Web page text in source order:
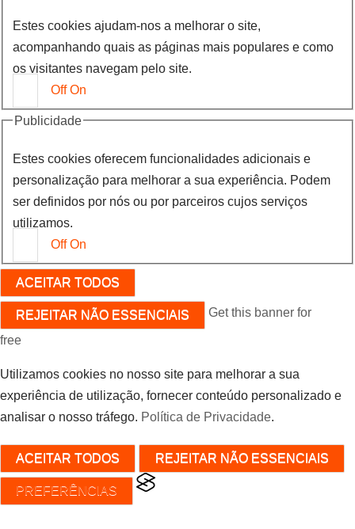
Estes cookies ajudam-nos a melhorar o site,
acompanhando quais as páginas mais populares e como
os visitantes navegam pelo site.
Off On
Publicidade
Estes cookies oferecem funcionalidades adicionais e
personalização para melhorar a sua experiência. Podem
ser definidos por nós ou por parceiros cujos serviços
utilizamos.
Off On
ACEITAR TODOS
REJEITAR NÃO ESSENCIAIS Get this banner for
free
Utilizamos cookies no nosso site para melhorar a sua
experiência de utilização, fornecer conteúdo personalizado e
analisar o nosso tráfego. Política de Privacidade.
ACEITAR TODOS REJEITAR NÃO ESSENCIAIS
PREFERÊNCIAS